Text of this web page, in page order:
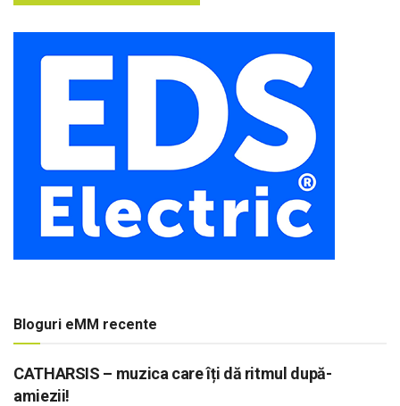
Bloguri eMM recente
CATHARSIS – muzica care îți dă ritmul după-
amiezii!